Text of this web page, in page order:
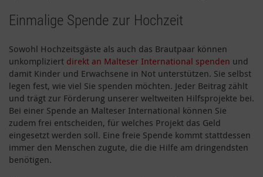
Einmalige Spende zur Hochzeit
Sowohl Hochzeitsgäste als auch das Brautpaar können
unkompliziert direkt an Malteser International spenden und
damit Kinder und Erwachsene in Not unterstützen. Sie selbst
legen fest, wie viel Sie spenden möchten. Jeder Beitrag zählt
und trägt zur Förderung unserer weltweiten Hilfsprojekte bei.
Bei einer Spende an Malteser International können Sie
zudem frei entscheiden, für welches Projekt das Geld
eingesetzt werden soll. Eine freie Spende kommt stattdessen
immer den Menschen zugute, die die Hilfe am dringendsten
benötigen.